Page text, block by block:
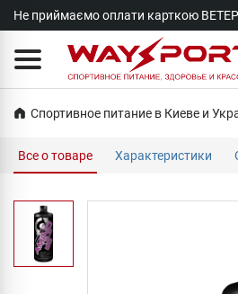
Не приймаємо оплати карткою
Спортивное питание в Киеве и
Все о товаре Характеристики